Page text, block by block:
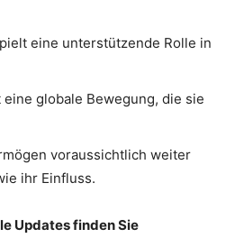
eine unterstützende Rolle in
globale Bewegung, die sie
voraussichtlich weiter
ihr Einfluss.
Updates finden Sie